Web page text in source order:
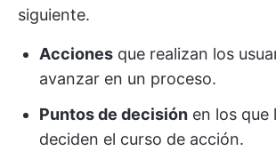
siguiente.
Acciones que realizan los
avanzar en un proceso.
Puntos de decisión en los que
deciden el curso de acción.